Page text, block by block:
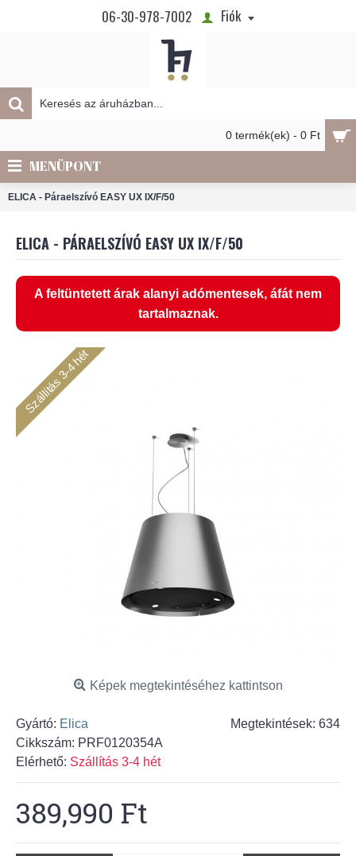
06-30-978-7002 Fiók
0 termék(ek) - 0 Ft
MENÜPONT
ELICA - Páraelszívó EASY UX IX/F/50
ELICA - PÁRAELSZÍVÓ EASY UX IX/F/50
A feltüntetett árak alanyi adómentesek, áfát nem
tartalmaznak.
Szállítás 3-4 hét
Képek megtekintéséhez kattintson
Megtekintések: 634
Gyártó: Elica
Cikkszám: PRF0120354A
Elérhető: Szállítás 3-4 hét
389,990 Ft